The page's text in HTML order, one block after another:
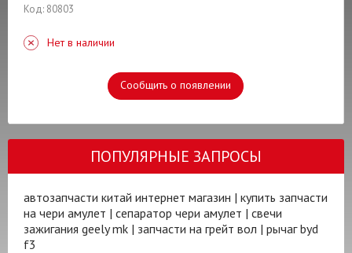
Код: 80803
Нет в наличии
Сообщить о появлении
ПОПУЛЯРНЫЕ ЗАПРОСЫ
автозапчасти китай интернет магазин | купить запчасти
на чери амулет | сепаратор чери амулет | свечи
зажигания geely mk | запчасти на грейт вол | рычаг byd
f3